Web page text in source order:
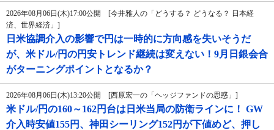
2026年08月06日(木)17:00公開 [今井雅人の「どうする？ どうなる？ 日本経
済、世界経済」]
日米協調介入の影響で円は一時的に方向感を失いそうだ
が、米ドル/円の円安トレンド継続は変えない！9月日銀会合
がターニングポイントとなるか？
2026年08月06日(木)13:20公開 [西原宏一の「ヘッジファンドの思惑」]
米ドル/円の160～162円台は日米当局の防衛ラインに！ GW
介入時安値155円、神田シーリング152円が下値めど、押し